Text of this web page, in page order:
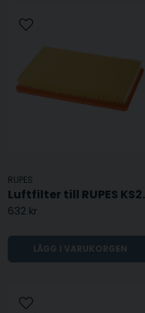
RUPES
632 kr
LÄGG I VARUKORGEN